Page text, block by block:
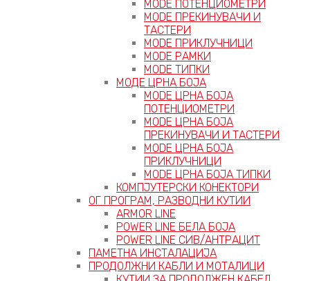
MODE ПОТЕНЦИОМЕТРИ
MODE ПРEКИНУВАЧИ И
ТАСТЕРИ
MODE ПРИКЛУЧНИЦИ
MODE РАМКИ
MODE ТИПКИ
МОДЕ ЦРНА БОЈА
MODE ЦРНА БОЈА
ПОТЕНЦИОМЕТРИ
MODE ЦРНА БОЈА
ПРЕКИНУВАЧИ И ТАСТЕРИ
MODE ЦРНА БОЈА
ПРИКЛУЧНИЦИ
MODE ЦРНА БОЈА ТИПКИ
КОМПЈУТЕРСКИ КОНЕКТОРИ
ОГ ПРОГРАМ, РАЗВОДНИ КУТИИ
ARMOR LINE
POWER LINE БЕЛА БОЈА
POWER LINE СИВ/АНТРАЦИТ
ПАМЕТНА ИНСТАЛАЦИЈА
ПРОДОЛЖНИ КАБЛИ И МОТАЛИЦИ